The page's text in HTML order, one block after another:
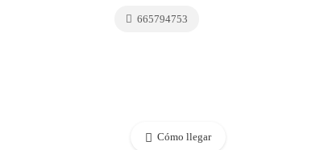
665794753
Cómo llegar